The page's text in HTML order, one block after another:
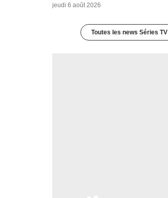
jeudi 6 août 2026
Toutes les news Séries TV